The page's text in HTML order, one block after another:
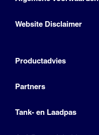
Website Disclaimer
Productadvies
Partners
Tank- en Laadpas